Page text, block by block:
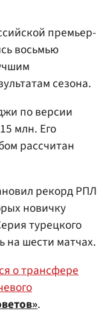
премьер-
восьмью
сезона.
по версии
млн. Его
рассчитан
рекорд РПЛ
новичку
турецкого
на шести матчах.
о трансфере
.